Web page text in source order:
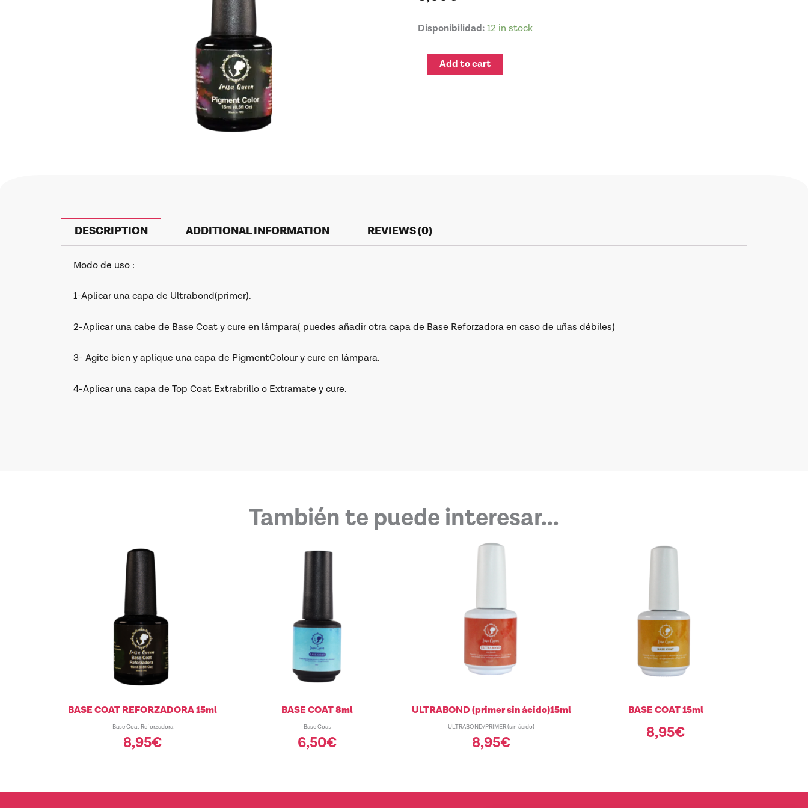
Disponibilidad: 12 in stock
PIGMENT
BEIGE
Add to cart
DESCRIPTION ADDITIONAL INFORMATION REVIEWS (0)
Modo de uso :
1-Aplicar una capa de Ultrabond(primer).
2-Aplicar una cabe de Base Coat y cure en lámpara( puedes añadir otra capa de Base Reforzadora en caso de uñas débiles)
3- Agite bien y aplique una capa de PigmentColour y cure en lámpara.
4-Aplicar una capa de Top Coat Extrabrillo o Extramate y cure.
También te puede interesar...
BASE COAT REFORZADORA 15ml
Base Coat Reforzadora
8,95€
BASE COAT 8ml
Base Coat
6,50€
ULTRABOND (primer sin ácido)15ml
ULTRABOND/PRIMER (sin ácido)
8,95€
BASE COAT 15ml
8,95€